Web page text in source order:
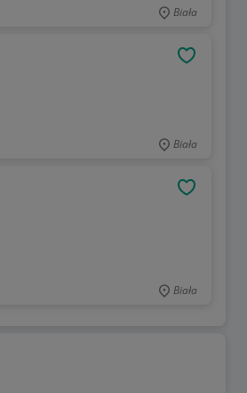
Biała
Biała
Biała